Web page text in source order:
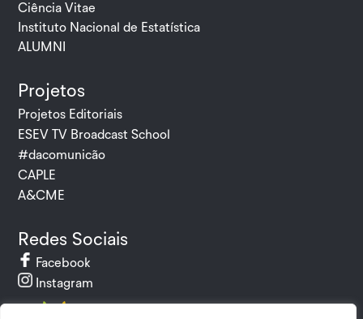
Ciência Vitae
Instituto Nacional de Estatística
ALUMNI
Projetos
Projetos Editoriais
ESEV TV Broadcast School
#dacomunicão
CAPLE
A&CME
Redes Sociais
Facebook
Instagram